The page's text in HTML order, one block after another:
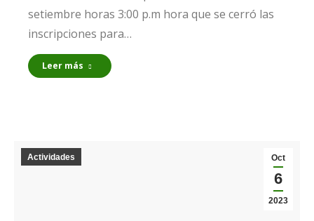
setiembre horas 3:00 p.m hora que se cerró las
inscripciones para…
Leer más
Oct
6
2023
Actividades